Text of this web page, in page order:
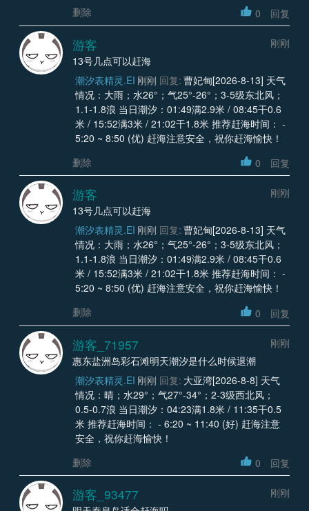
删除 0 回复
游客
刚刚
13号几点可以赶海
潮汐表精灵.EI 刚刚 回复: 曹妃甸[2026-8-13] 天气
情况：大雨；水26°；气25°-26°；3-5级东北风；
1.1-1.8浪 当日潮汐：01:49满2.9米 / 08:45干0.6
米 / 15:52满3米 / 21:02干1.8米 推荐赶海时间： -
5:20 ~ 8:50 (优) 赶海注意安全，祝你赶海愉快！
删除
0 回复
游客
刚刚
13号几点可以赶海
潮汐表精灵.EI 刚刚 回复: 曹妃甸[2026-8-13] 天气
情况：大雨；水26°；气25°-26°；3-5级东北风；
1.1-1.8浪 当日潮汐：01:49满2.9米 / 08:45干0.6
米 / 15:52满3米 / 21:02干1.8米 推荐赶海时间： -
5:20 ~ 8:50 (优) 赶海注意安全，祝你赶海愉快！
删除
0 回复
游客_71957
刚刚
惠东盐洲岛彩石滩明天潮汐是什么时候退潮
潮汐表精灵.EI 刚刚 回复: 大亚湾[2026-8-8] 天气
情况：晴；水29°；气27°-34°；2-3级西北风；
0.5-0.7浪 当日潮汐：04:23满1.8米 / 11:35干0.5
米 推荐赶海时间： - 6:20 ~ 11:40 (好) 赶海注意
安全，祝你赶海愉快！
删除
0 回复
游客_93477
刚刚